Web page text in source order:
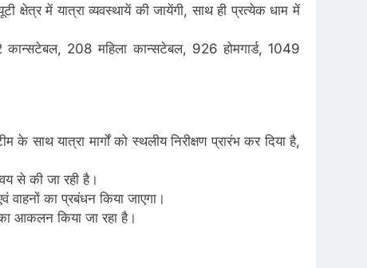
क्षेत्र में यात्रा व्यवस्थायें की जायेंगी, साथ ही प्रत्येक धाम में
208 महिला कान्सटेबल, 926 होमगार्ड, 1049
साथ यात्रा मार्गों को स्थलीय निरीक्षण प्रारंभ कर दिया है,
से की जा रही है।
वाहनों का प्रबंधन किया जाएगा।
का आकलन किया जा रहा है।